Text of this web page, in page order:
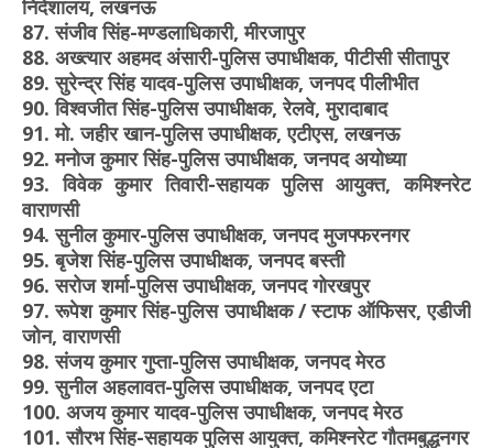
निदेशालय, लखनऊ
87. संजीव सिंह-मण्डलाधिकारी, मीरजापुर
88. अख्त्यार अहमद अंसारी-पुलिस उपाधीक्षक, पीटीसी सीतापुर
89. सुरेन्द्र सिंह यादव-पुलिस उपाधीक्षक, जनपद पीलीभीत
90. विश्वजीत सिंह-पुलिस उपाधीक्षक, रेलवे, मुरादाबाद
91. मो. जहीर खान-पुलिस उपाधीक्षक, एटीएस, लखनऊ
92. मनोज कुमार सिंह-पुलिस उपाधीक्षक, जनपद अयोध्या
93. विवेक कुमार तिवारी-सहायक पुलिस आयुक्त, कमिश्नरेट
वाराणसी
94. सुनील कुमार-पुलिस उपाधीक्षक, जनपद मुजफ्फरनगर
95. बृजेश सिंह-पुलिस उपाधीक्षक, जनपद बस्ती
96. सरोज शर्मा-पुलिस उपाधीक्षक, जनपद गोरखपुर
97. रूपेश कुमार सिंह-पुलिस उपाधीक्षक / स्टाफ ऑफिसर, एडीजी
जोन, वाराणसी
98. संजय कुमार गुप्ता-पुलिस उपाधीक्षक, जनपद मेरठ
99. सुनील अहलावत-पुलिस उपाधीक्षक, जनपद एटा
100. अजय कुमार यादव-पुलिस उपाधीक्षक, जनपद मेरठ
101. सौरभ सिंह-सहायक पुलिस आयुक्त, कमिश्नरेट गौतमबुद्धनगर